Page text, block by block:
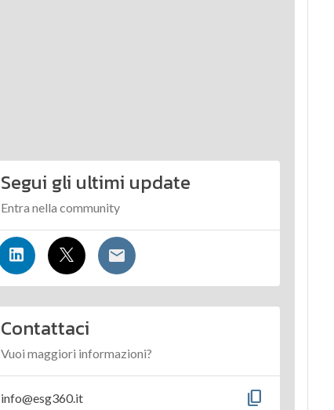
Segui gli ultimi update
Entra nella community
Contattaci
Vuoi maggiori informazioni?
info@esg360.it content_copy